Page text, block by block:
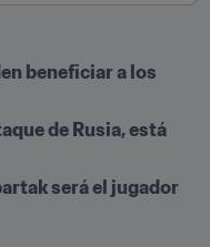
beneficiar a los
de Rusia, está
será el jugador